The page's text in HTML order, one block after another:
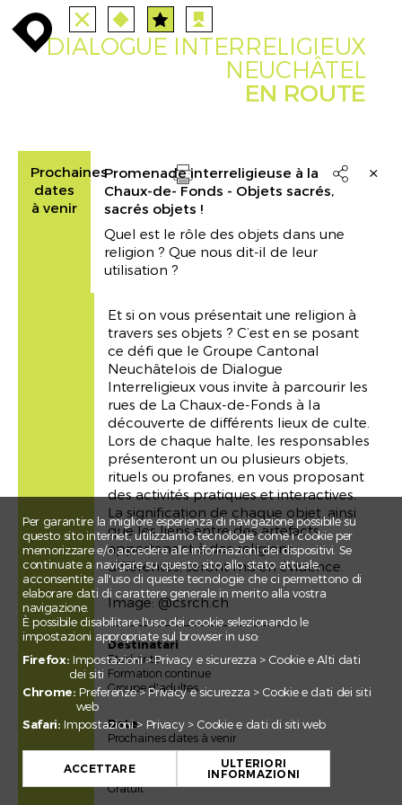
enroute enroute TUTTE station STAZIONI
event EVENTS agenda FILTRO enroute INFO
+
close route angebote anreise
DIALOGUE INTERRELIGIEUX
NEUCHÂTEL
EN ROUTE
Prochaines
dates
à venir
Promenade interreligieuse à la
Chaux-de- Fonds - Objets sacrés,
sacrés objets !
Drucken

Quel est le rôle des objets dans une
religion ? Que nous dit-il de leur
utilisation ?
Et si on vous présentait une religion à
travers ses objets ? C’est en se posant
ce défi que le Groupe Cantonal
Neuchâtelois de Dialogue
Interreligieux vous invite à parcourir les
rues de La Chaux-de-Fonds à la
découverte de différents lieux de culte.
Lors de chaque halte, les responsables
présenteront un ou plusieurs objets,
rituels ou profanes, en vous proposant
des activités pratiques et interactives.
La signification de chaque objet, ainsi
que les liens entre des artefacts
appartenant à des religions
différentes, seront mis en évidence.
Image: @csrch.ch
Destinatari
Etudiants
Formation continue
Groupe d'adultes
Date
Prochaines dates à venir
Prezzo
Gratuit
Per garantire la migliore esperienza di navigazione possibile su
questo sito internet, utilizziamo tecnologie come i cookie per
memorizzare e/o accedere alle informazioni dei dispositivi. Se
continuate a navigare su questo sito allo stato attuale,
acconsentite all'uso di queste tecnologie che ci permettono di
elaborare dati di carattere generale in merito alla vostra
navigazione.
È possibile disabilitare l'uso dei cookie selezionando le
impostazioni appropriate sul browser in uso:
Firefox: Impostazioni > Privacy e sicurezza > Cookie e Alti dati
dei siti
Chrome: Preferenze > Privacy e sicurezza > Cookie e dati dei siti
web
Safari: Impostazioni > Privacy > Cookie e dati di siti web
ACCETTARE ULTERIORI
INFORMAZIONI